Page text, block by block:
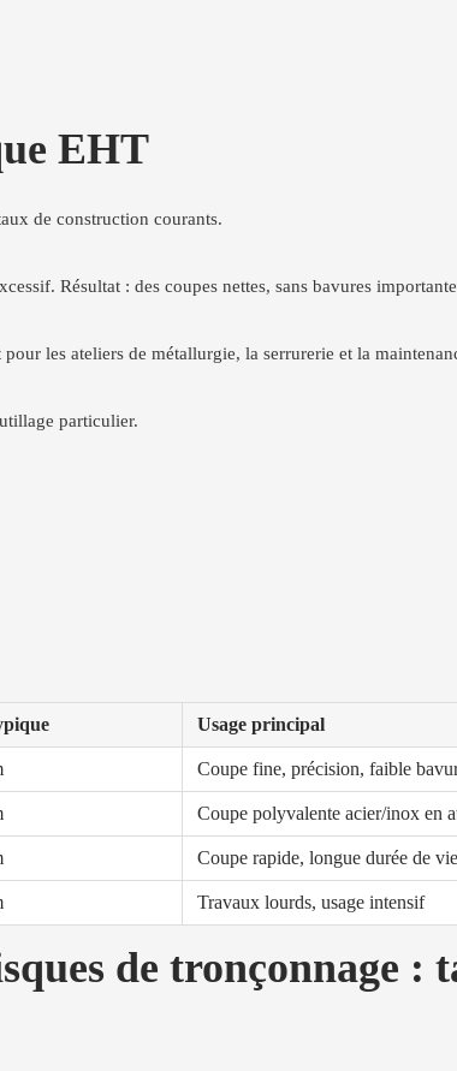
EHT
de construction courants.
Résultat : des coupes nettes, sans bavures
les ateliers de métallurgie, la serrurerie et la
particulier.
Usage principal
Coupe fine, précision, faible
Coupe polyvalente acier/inox en
Coupe rapide, longue durée de vie
Travaux lourds, usage intensif
de tronçonnage :